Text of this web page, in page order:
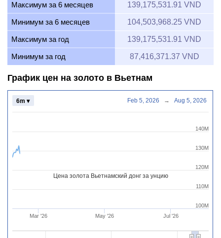
Максимум за 6 месяцев 139,175,531.91 VND
Минимум за 6 месяцев 104,503,968.25 VND
Максимум за год 139,175,531.91 VND
Минимум за год 87,416,371.37 VND
График цен на золото в Вьетнам
Цена золота Вьетнамский донг за унцию
Mar '26 May '26 Jul '26
100M
110M
120M
130M
140M
6m ▾ Feb 5, 2026 → Aug 5, 2026